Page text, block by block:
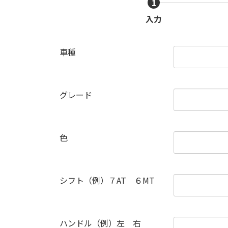
入力
車種
グレード
色
シフト（例）７AT ６MT
ハンドル（例）左 右